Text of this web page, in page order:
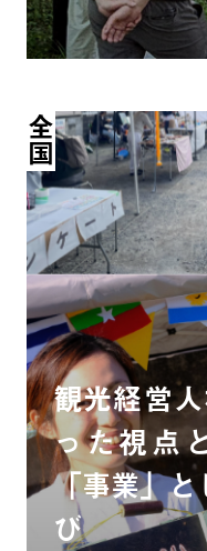
全国
観光経営
った視点
「事業」
び